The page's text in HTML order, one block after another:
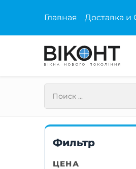
Главная Доставка и
Фильтр
ЦЕНА